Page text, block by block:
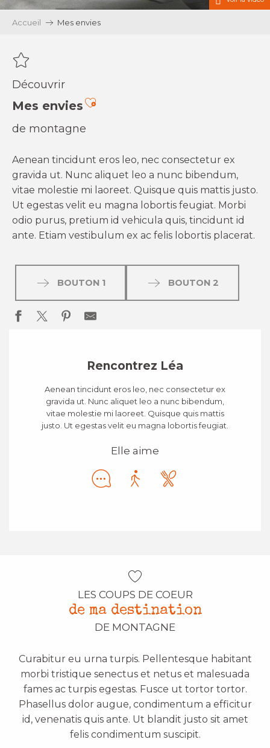
Accueil Mes envies
Découvrir
Mes enviesAjouter aux favoris
de montagne
Aenean tincidunt eros leo, nec consectetur ex
gravida ut. Nunc aliquet leo a nunc bibendum,
vitae molestie mi laoreet. Quisque quis mattis justo.
Ut egestas velit eu magna lobortis feugiat. Morbi
odio purus, pretium id vehicula quis, tincidunt id
ante. Etiam vestibulum ex ac felis lobortis placerat.
BOUTON 1 BOUTON 2
Rencontrez Léa
Aenean tincidunt eros leo, nec consectetur ex
gravida ut. Nunc aliquet leo a nunc bibendum,
vitae molestie mi laoreet. Quisque quis mattis
justo. Ut egestas velit eu magna lobortis feugiat.
Elle aime
LES COUPS DE COEUR
de ma destination
DE MONTAGNE
Curabitur eu urna turpis. Pellentesque habitant
morbi tristique senectus et netus et malesuada
fames ac turpis egestas. Fusce ut tortor tortor.
Phasellus dolor augue, condimentum a efficitur
id, venenatis quis ante. Ut blandit justo sit amet
felis condimentum suscipit.